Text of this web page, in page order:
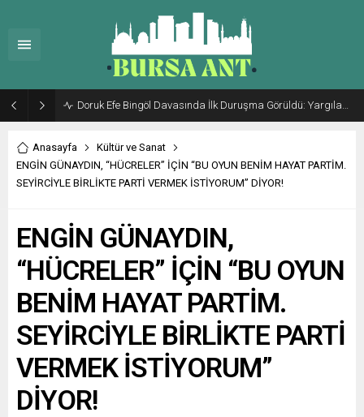
Doruk Efe Bingöl Davasında İlk Duruşma Görüldü: Yargılama 20 Ekim 2026’ya Ertelendi
Anasayfa
Kültür ve Sanat
ENGİN GÜNAYDIN, “HÜCRELER” İÇİN “BU OYUN BENİM HAYAT PARTİM.
SEYİRCİYLE BİRLİKTE PARTİ VERMEK İSTİYORUM” DİYOR!
ENGİN GÜNAYDIN,
“HÜCRELER” İÇİN “BU OYUN
BENİM HAYAT PARTİM.
SEYİRCİYLE BİRLİKTE PARTİ
VERMEK İSTİYORUM”
DİYOR!